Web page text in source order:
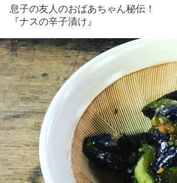
息子の友人のおばあちゃん秘伝！
『ナスの辛子漬け』